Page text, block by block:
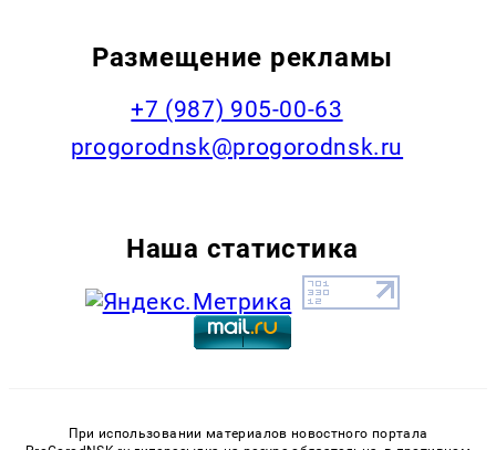
Размещение рекламы
+7 (987) 905-00-63
progorodnsk@progorodnsk.ru
Наша статистика
При использовании материалов новостного портала